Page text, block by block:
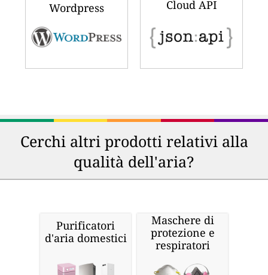
Wordpress Cloud API
Cerchi altri prodotti relativi alla
qualità dell'aria?
Purificatori
d'aria domestici
Maschere di
protezione e
respiratori